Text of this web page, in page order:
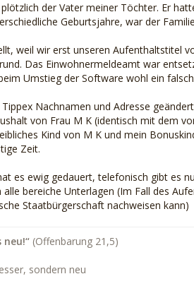
der Vater meiner Töchter. Er
Geburtsjahre, war der
weil wir erst unseren Aufenthaltstitel
Das Einwohnermeldeamt war
Umstieg der Software wohl ein
Nachnamen und Adresse
von Frau M K (identisch mit dem
Kind von M K und mein
Zeit.
es ewig gedauert, telefonisch gibt es
bereiche Unterlagen (Im Fall des
Staatbürgerschaft nachweisen kann)
(Offenbarung 21,5)
sondern neu